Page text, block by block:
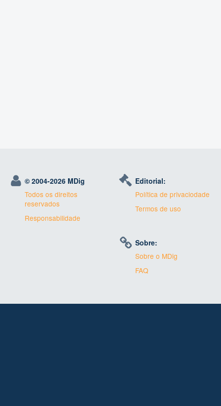
© 2004-2026 MDig
Todos os direitos
reservados
Responsabilidade
Editorial:
Política de privaciodade
Termos de uso
Sobre:
Sobre o MDig
FAQ